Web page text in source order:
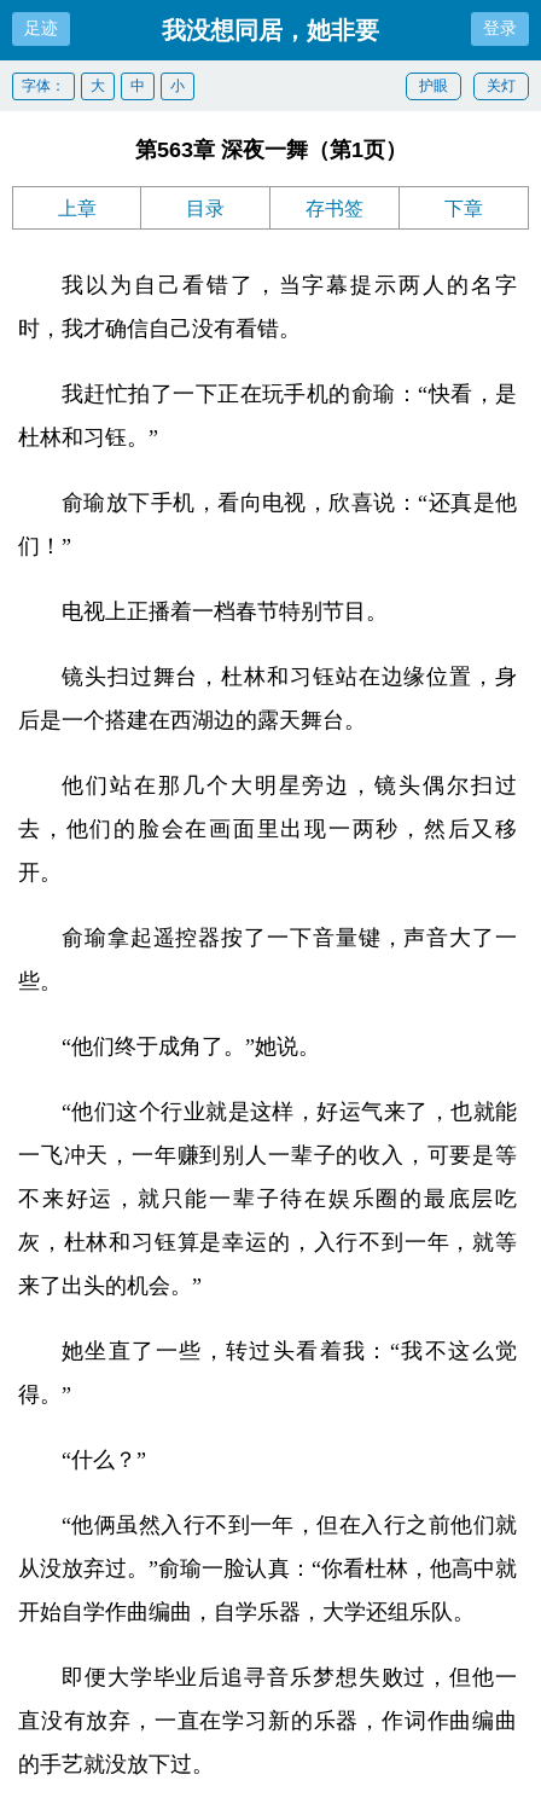
足迹 我没想同居，她非要 登录
关灯
护眼
字体： 大 中 小
第563章 深夜一舞（第1页）
上章 目录 存书签 下章
我以为自己看错了，当字幕提示两人的名字
时，我才确信自己没有看错。
我赶忙拍了一下正在玩手机的俞瑜：“快看，是
杜林和习钰。”
俞瑜放下手机，看向电视，欣喜说：“还真是他
们！”
电视上正播着一档春节特别节目。
镜头扫过舞台，杜林和习钰站在边缘位置，身
后是一个搭建在西湖边的露天舞台。
他们站在那几个大明星旁边，镜头偶尔扫过
去，他们的脸会在画面里出现一两秒，然后又移
开。
俞瑜拿起遥控器按了一下音量键，声音大了一
些。
“他们终于成角了。”她说。
“他们这个行业就是这样，好运气来了，也就能
一飞冲天，一年赚到别人一辈子的收入，可要是等
不来好运，就只能一辈子待在娱乐圈的最底层吃
灰，杜林和习钰算是幸运的，入行不到一年，就等
来了出头的机会。”
她坐直了一些，转过头看着我：“我不这么觉
得。”
“什么？”
“他俩虽然入行不到一年，但在入行之前他们就
从没放弃过。”俞瑜一脸认真：“你看杜林，他高中就
开始自学作曲编曲，自学乐器，大学还组乐队。
即便大学毕业后追寻音乐梦想失败过，但他一
直没有放弃，一直在学习新的乐器，作词作曲编曲
的手艺就没放下过。